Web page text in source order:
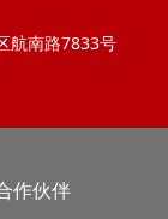
航南路7833号
作伙伴